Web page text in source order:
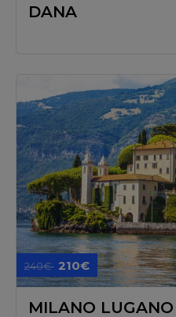
DANA
240€ 210€
MILANO